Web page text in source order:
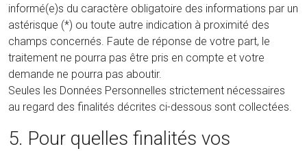
informé(e)s du caractère obligatoire des informations par un
astérisque (*) ou toute autre indication à proximité des
champs concernés. Faute de réponse de votre part, le
traitement ne pourra pas être pris en compte et votre
demande ne pourra pas aboutir.
Seules les Données Personnelles strictement nécessaires
au regard des finalités décrites ci-dessous sont collectées.
5. Pour quelles finalités vos